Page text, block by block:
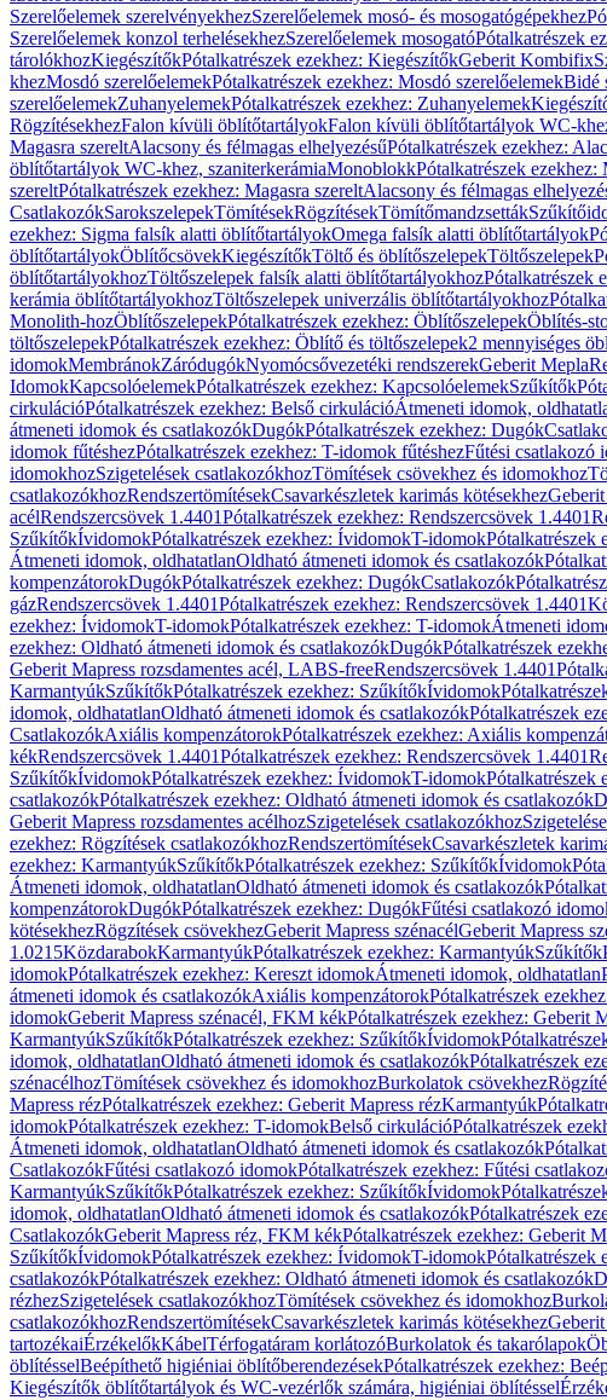
Szerelőelemek szerelvényekhezSzerelőelemek mosó- és mosogatógépekhez
Szerelőelemek konzol terhelésekhezSzerelőelemek mosogatóPótalkatrészek
tárolókhozKiegészítőkPótalkatrészek ezekhez: KiegészítőkGeberit Kombifix
khezMosdó szerelőelemekPótalkatrészek ezekhez: Mosdó szerelőelemekBidé
szerelőelemekZuhanyelemekPótalkatrészek ezekhez: Zuhanyelemek
RögzítésekhezFalon kívüli öblítőtartályokFalon kívüli öblítőtartályok WC-
Magasra szereltAlacsony és félmagas elhelyezésűPótalkatrészek ezekhez:
öblítőtartályok WC-khez, szaniterkerámiaMonoblokkPótalkatrészek
szereltPótalkatrészek ezekhez: Magasra szereltAlacsony és félmagas
CsatlakozókSarokszelepekTömítésekRögzítésekTömítőmandzsetták
ezekhez: Sigma falsík alatti öblítőtartályokOmega falsík alatti öblítőtartályok
öblítőtartályokÖblítőcsövekKiegészítőkTöltő és öblítőszelepekTöltőszelepek
öblítőtartályokhozTöltőszelepek falsík alatti öblítőtartályokhozPótalkatrészek
kerámia öblítőtartályokhozTöltőszelepek univerzális öblítőtartályokhoz
Monolith-hozÖblítőszelepekPótalkatrészek ezekhez: ÖblítőszelepekÖblítés-
töltőszelepekPótalkatrészek ezekhez: Öblítő és töltőszelepek2 mennyiséges
idomokMembránokZáródugókNyomócsővezetéki rendszerekGeberit Mepla
IdomokKapcsolóelemekPótalkatrészek ezekhez: KapcsolóelemekSzűkítők
cirkulációPótalkatrészek ezekhez: Belső cirkulációÁtmeneti idomok,
átmeneti idomok és csatlakozókDugókPótalkatrészek ezekhez: Dugók
idomok fűtéshezPótalkatrészek ezekhez: T-idomok fűtéshezFűtési csatlakozó
idomokhozSzigetelések csatlakozókhozTömítések csövekhez és idomokhoz
csatlakozókhozRendszertömítésekCsavarkészletek karimás kötésekhezGeberit
acélRendszercsövek 1.4401Pótalkatrészek ezekhez: Rendszercsövek 1.4401
SzűkítőkÍvidomokPótalkatrészek ezekhez: ÍvidomokT-idomokPótalkatrészek
Átmeneti idomok, oldhatatlanOldható átmeneti idomok és csatlakozók
kompenzátorokDugókPótalkatrészek ezekhez: DugókCsatlakozók
gázRendszercsövek 1.4401Pótalkatrészek ezekhez: Rendszercsövek 1.4401
ezekhez: ÍvidomokT-idomokPótalkatrészek ezekhez: T-idomokÁtmeneti
ezekhez: Oldható átmeneti idomok és csatlakozókDugókPótalkatrészek
Geberit Mapress rozsdamentes acél, LABS-freeRendszercsövek 1.4401
KarmantyúkSzűkítőkPótalkatrészek ezekhez: SzűkítőkÍvidomok
idomok, oldhatatlanOldható átmeneti idomok és csatlakozókPótalkatrészek
CsatlakozókAxiális kompenzátorokPótalkatrészek ezekhez: Axiális
kékRendszercsövek 1.4401Pótalkatrészek ezekhez: Rendszercsövek 1.4401
SzűkítőkÍvidomokPótalkatrészek ezekhez: ÍvidomokT-idomokPótalkatrészek
csatlakozókPótalkatrészek ezekhez: Oldható átmeneti idomok és csatlakozók
Geberit Mapress rozsdamentes acélhozSzigetelések csatlakozókhoz
ezekhez: Rögzítések csatlakozókhozRendszertömítésekCsavarkészletek
ezekhez: KarmantyúkSzűkítőkPótalkatrészek ezekhez: SzűkítőkÍvidomok
Átmeneti idomok, oldhatatlanOldható átmeneti idomok és csatlakozók
kompenzátorokDugókPótalkatrészek ezekhez: DugókFűtési csatlakozó
kötésekhezRögzítések csövekhezGeberit Mapress szénacélGeberit Mapress
1.0215KözdarabokKarmantyúkPótalkatrészek ezekhez: KarmantyúkSzűkítők
idomokPótalkatrészek ezekhez: Kereszt idomokÁtmeneti idomok, oldhatatlan
átmeneti idomok és csatlakozókAxiális kompenzátorokPótalkatrészek
idomokGeberit Mapress szénacél, FKM kékPótalkatrészek ezekhez: Geberit
KarmantyúkSzűkítőkPótalkatrészek ezekhez: SzűkítőkÍvidomok
idomok, oldhatatlanOldható átmeneti idomok és csatlakozókPótalkatrészek
szénacélhozTömítések csövekhez és idomokhozBurkolatok csövekhez
Mapress rézPótalkatrészek ezekhez: Geberit Mapress rézKarmantyúk
idomokPótalkatrészek ezekhez: T-idomokBelső cirkulációPótalkatrészek
Átmeneti idomok, oldhatatlanOldható átmeneti idomok és csatlakozók
CsatlakozókFűtési csatlakozó idomokPótalkatrészek ezekhez: Fűtési
KarmantyúkSzűkítőkPótalkatrészek ezekhez: SzűkítőkÍvidomok
idomok, oldhatatlanOldható átmeneti idomok és csatlakozókPótalkatrészek
CsatlakozókGeberit Mapress réz, FKM kékPótalkatrészek ezekhez: Geberit
SzűkítőkÍvidomokPótalkatrészek ezekhez: ÍvidomokT-idomokPótalkatrészek
csatlakozókPótalkatrészek ezekhez: Oldható átmeneti idomok és csatlakozók
rézhezSzigetelések csatlakozókhozTömítések csövekhez és idomokhoz
csatlakozókhozRendszertömítésekCsavarkészletek karimás kötésekhez
tartozékaiÉrzékelőkKábelTérfogatáram korlátozóBurkolatok és takarólapok
öblítésselBeépíthető higiéniai öblítőberendezésekPótalkatrészek ezekhez:
Kiegészítők öblítőtartályok és WC-vezérlők számára, higiéniai öblítéssel